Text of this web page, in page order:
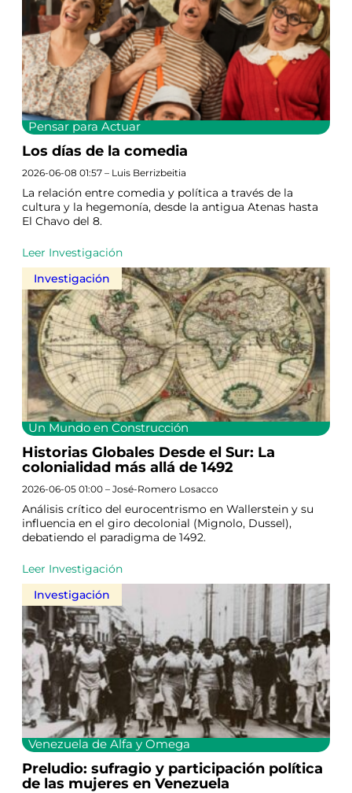
Pensar para Actuar
Los días de la comedia
2026-06-08 01:57 – Luis Berrizbeitia
La relación entre comedia y política a través de la
cultura y la hegemonía, desde la antigua Atenas hasta
El Chavo del 8.
Leer Investigación
Investigación
Un Mundo en Construcción
Historias Globales Desde el Sur: La
colonialidad más allá de 1492
2026-06-05 01:00 – José-Romero Losacco
Análisis crítico del eurocentrismo en Wallerstein y su
influencia en el giro decolonial (Mignolo, Dussel),
debatiendo el paradigma de 1492.
Leer Investigación
Investigación
Venezuela de Alfa y Omega
Preludio: sufragio y participación política
de las mujeres en Venezuela